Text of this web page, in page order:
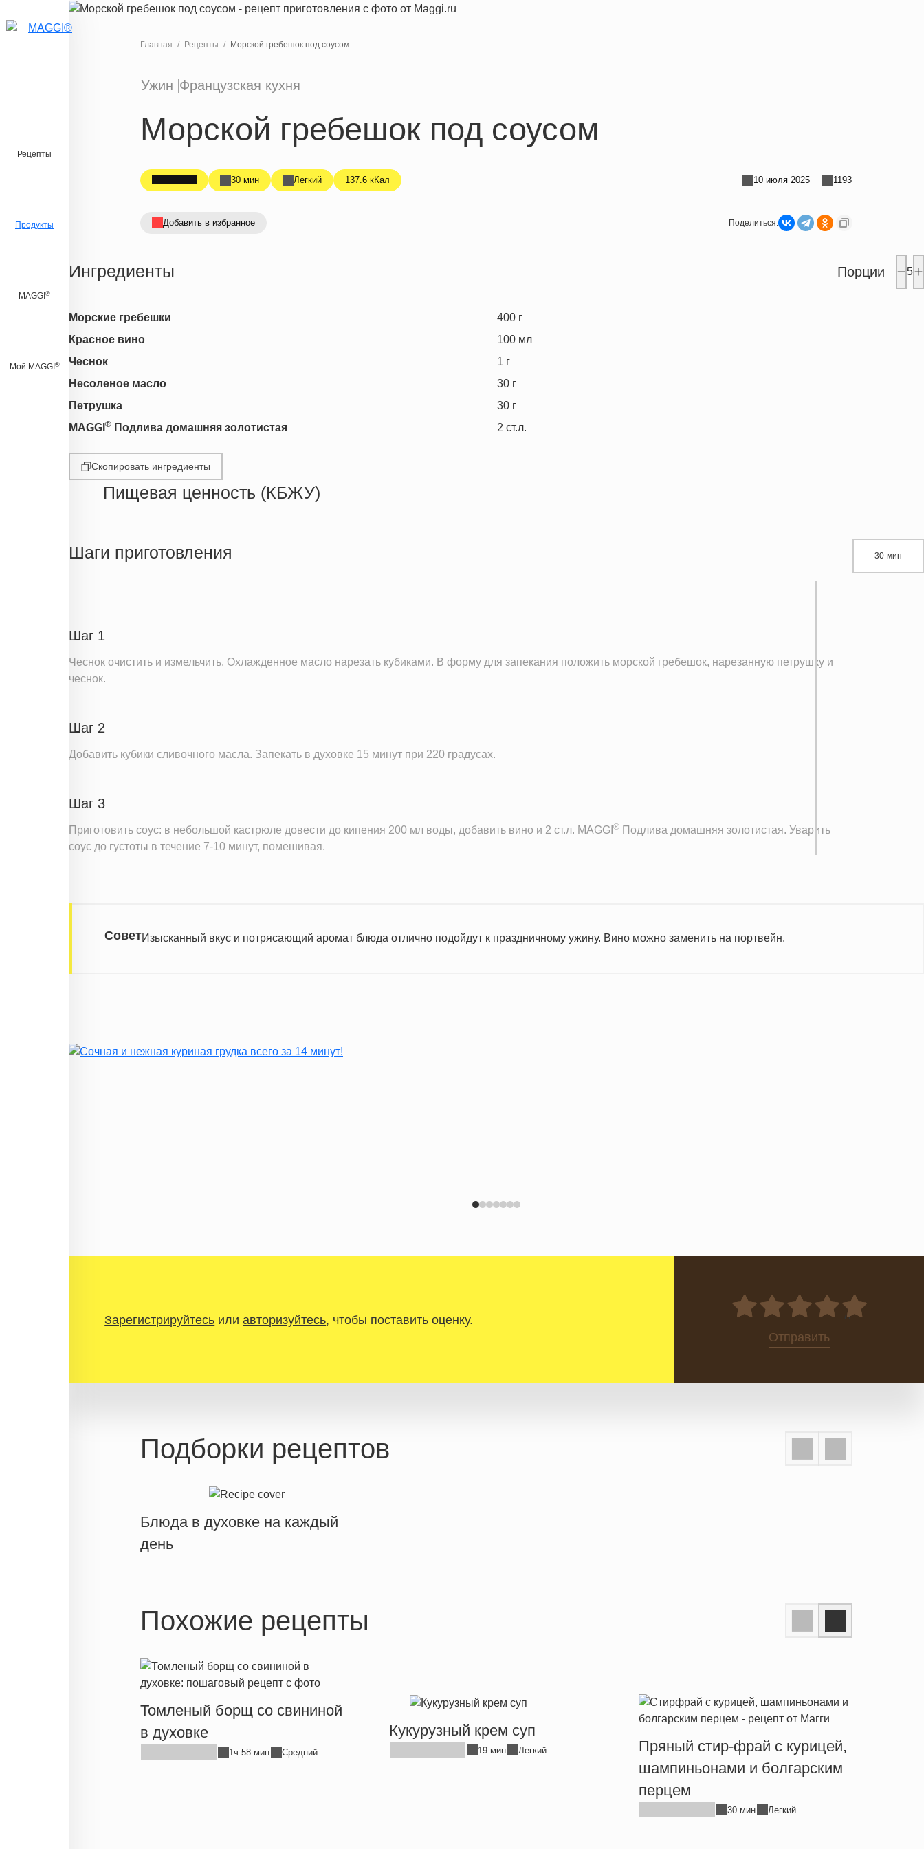
Перейти к основному содержанию
Рецепты
Продукты
MAGGI ®
Мой MAGGI ®
Главная Рецепты Морской гребешок под соусом
Ужин Французская кухня
Морской гребешок под соусом
30 мин Легкий 137.6 кКал 10 июля 2025 1193
Добавить в избранное Поделиться:
Ингредиенты Порции 5
Морские гребешки 400 г
Красное вино
100 мл
Чеснок
1 г
Несоленое масло
30 г
Петрушка
30 г
MAGGI ® Подлива домашняя золотистая 2 ст.л.
Скопировать ингредиенты
Пищевая ценность (КБЖУ)
Белки
Шаги приготовления 30 мин
Шаг 1
Чеснок очистить и измельчить. Охлажденное масло нарезать кубиками. В форму для запекания положить морской гребешок, нарезанную петрушку и
чеснок.
Шаг 2
Добавить кубики сливочного масла. Запекать в духовке 15 минут при 220 градусах.
Шаг 3
Приготовить соус: в небольшой кастрюле довести до кипения 200 мл воды, добавить вино и 2 ст.л. MAGGI ® Подлива домашняя золотистая. Уварить
соус до густоты в течение 7-10 минут, помешивая.
СоветИзысканный вкус и потрясающий аромат блюда отлично подойдут к праздничному ужину. Вино можно заменить на портвейн.
Зарегистрируйтесьили авторизуйтесь, чтобы поставить оценку. 0
Отправить
Подборки рецептов
Блюда в духовке на каждый
день
Похожие рецепты
Томленый борщ со свининой
в духовке
1ч 58 мин Средний
Кукурузный крем суп
19 мин Легкий
Пряный стир-фрай с курицей,
шампиньонами и болгарским
перцем
30 мин Легкий